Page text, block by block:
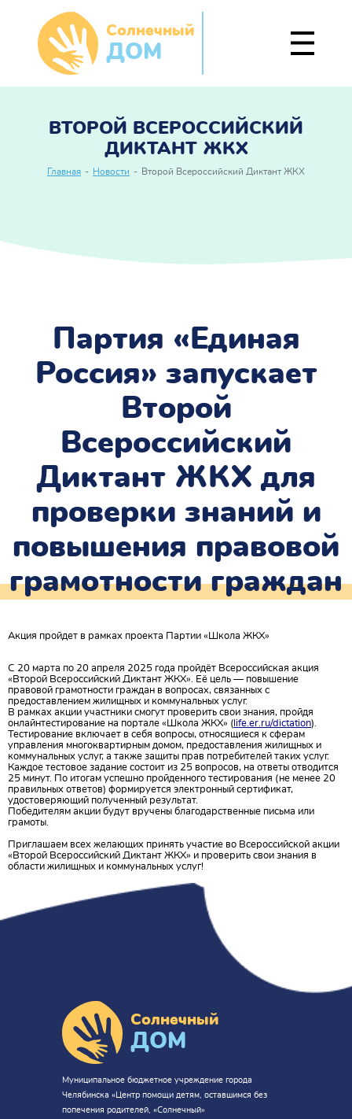
Солнечный
ДОМ
ВТОРОЙ ВСЕРОССИЙСКИЙ
ДИКТАНТ ЖКХ
Главная - Новости - Второй Всероссийский Диктант ЖКХ
Партия «Единая
Россия» запускает
Второй
Всероссийский
Диктант ЖКХ для
проверки знаний и
повышения правовой
грамотности граждан
Акция пройдет в рамках проекта Партии «Школа ЖКХ»
С 20 марта по 20 апреля 2025 года пройдёт Всероссийская акция
«Второй Всероссийский Диктант ЖКХ». Её цель — повышение
правовой грамотности граждан в вопросах, связанных с
предоставлением жилищных и коммунальных услуг.
В рамках акции участники смогут проверить свои знания, пройдя
онлайнтестирование на портале «Школа ЖКХ» (life.er.ru/dictation).
Тестирование включает в себя вопросы, относящиеся к сферам
управления многоквартирным домом, предоставления жилищных и
коммунальных услуг, а также защиты прав потребителей таких услуг.
Каждое тестовое задание состоит из 25 вопросов, на ответы отводится
25 минут. По итогам успешно пройденного тестирования (не менее 20
правильных ответов) формируется электронный сертификат,
удостоверяющий полученный результат.
Победителям акции будут вручены благодарственные письма или
грамоты.
Приглашаем всех желающих принять участие во Всероссийской акции
«Второй Всероссийский Диктант ЖКХ» и проверить свои знания в
области жилищных и коммунальных услуг!
Солнечный
ДОМ
Муниципальное бюджетное учреждение города
Челябинска «Центр помощи детям, оставшимся без
попечения родителей, «Солнечный»